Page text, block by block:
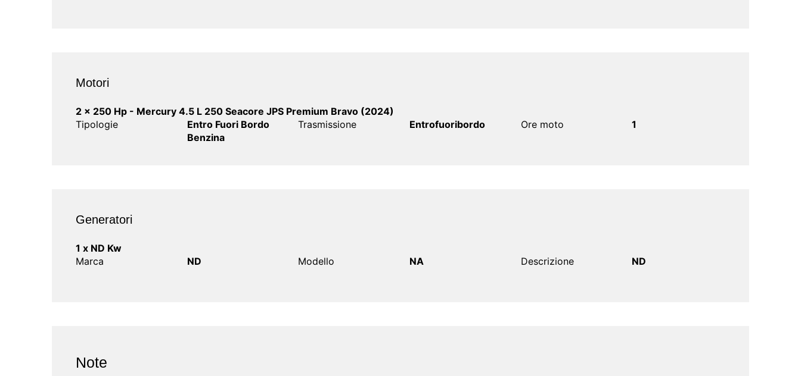
Motori
2 x 250 Hp - Mercury 4.5 L 250 Seacore JPS Premium Bravo (2024)
Tipologie
Entro Fuori Bordo
Benzina
Trasmissione Entrofuoribordo Ore moto 1
Generatori
1 x ND Kw
Marca
ND Modello NA Descrizione ND
Note